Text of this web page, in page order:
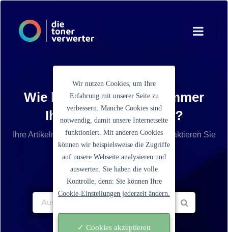
Wie lautet die Artikelnummer
Ihrer Tonerkartusche?
Ihre Artikelnummer ist nicht aufgelistet? Kontaktieren Sie
unseren Service.
Wir nutzen Cookies, um Ihre
Erfahrung mit unserer Seite zu
verbessern. Manche Cookies sind
notwendig, damit unsere Internetseite
funktioniert. Mit anderen Cookies
können wir beispielsweise die Zugriffe
auf unsere Webseite analysieren und
auswerten. Sie haben die volle
Kontrolle, denn: Sie können Ihre
Cookie-Einstellungen jederzeit ändern.
✓ Cookies akzeptieren